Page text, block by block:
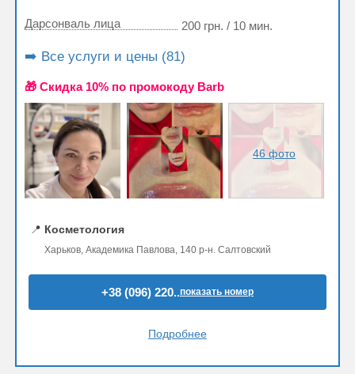
Дарсонваль лица 200 грн. / 10 мин.
➡️ Все услуги и цены (81)
🎁 Cкидка 10% по промокоду Barb
46 фото
📍 Косметология
Харьков, Академика Павлова, 140 р-н. Салтовский
+38 (096) 220..показать номер
Подробнее